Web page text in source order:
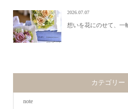
2026.07.07
想いを花にのせて、一
カテゴリー
note